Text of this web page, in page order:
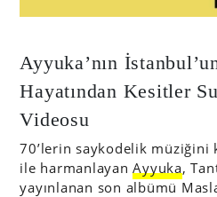
Ayyuka’nın
Hayatından Kesitler
Videosu
70’lerin saykodelik müziğini
ile harmanlayanAyyuka,
yayınlanan son albümü